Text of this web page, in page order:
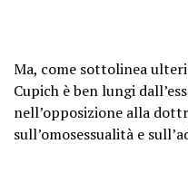
Ma, come sottolinea
Cupich è ben lungi
nell’opposizione alla
sull’omosessualità e